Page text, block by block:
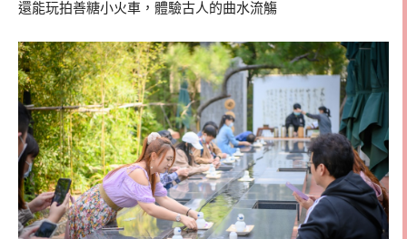
還能玩拍善糖小火車，體驗古人的曲水流觴